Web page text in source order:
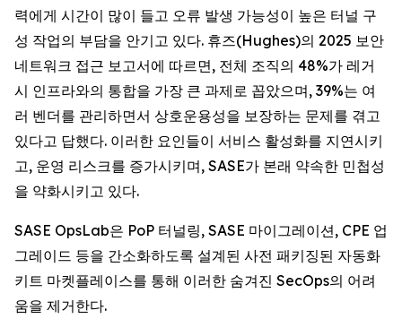
력에게 시간이 많이 들고 오류 발생 가능성이 높은 터널 구
성 작업의 부담을 안기고 있다. 휴즈(Hughes)의 2025 보안
네트워크 접근 보고서에 따르면, 전체 조직의 48%가 레거
시 인프라와의 통합을 가장 큰 과제로 꼽았으며, 39%는 여
러 벤더를 관리하면서 상호운용성을 보장하는 문제를 겪고
있다고 답했다. 이러한 요인들이 서비스 활성화를 지연시키
고, 운영 리스크를 증가시키며, SASE가 본래 약속한 민첩성
을 약화시키고 있다.
SASE OpsLab은 PoP 터널링, SASE 마이그레이션, CPE 업
그레이드 등을 간소화하도록 설계된 사전 패키징된 자동화
키트 마켓플레이스를 통해 이러한 숨겨진 SecOps의 어려
움을 제거한다.